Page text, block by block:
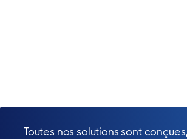
Toutes nos solutions sont conçues,